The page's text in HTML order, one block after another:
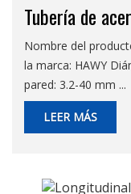
Tubería de
sumergido en
Nombre del
la marca: HAWY
pared: 3.2-40 mm ...
LEER MÁS